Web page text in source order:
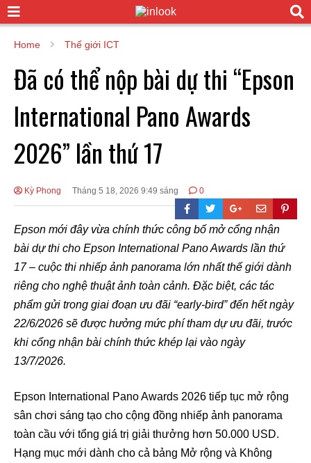
Home Thế giới ICT
Đã có thể nộp bài dự thi “Epson
International Pano Awards
2026” lần thứ 17
Kỳ Phong Tháng 5 18, 2026 9:49 sáng 0
Epson mới đây vừa chính thức công bố mở cổng nhận
bài dự thi cho Epson International Pano Awards lần thứ
17 – cuộc thi nhiếp ảnh panorama lớn nhất thế giới dành
riêng cho nghệ thuật ảnh toàn cảnh. Đặc biệt, các tác
phẩm gửi trong giai đoạn ưu đãi “early-bird” đến hết ngày
22/6/2026 sẽ được hưởng mức phí tham dự ưu đãi, trước
khi cổng nhận bài chính thức khép lại vào ngày
13/7/2026.
Epson International Pano Awards 2026 tiếp tục mở rộng
sân chơi sáng tạo cho cộng đồng nhiếp ảnh panorama
toàn cầu với tổng giá trị giải thưởng hơn 50.000 USD.
Hạng mục mới dành cho cả bảng Mở rộng và Không